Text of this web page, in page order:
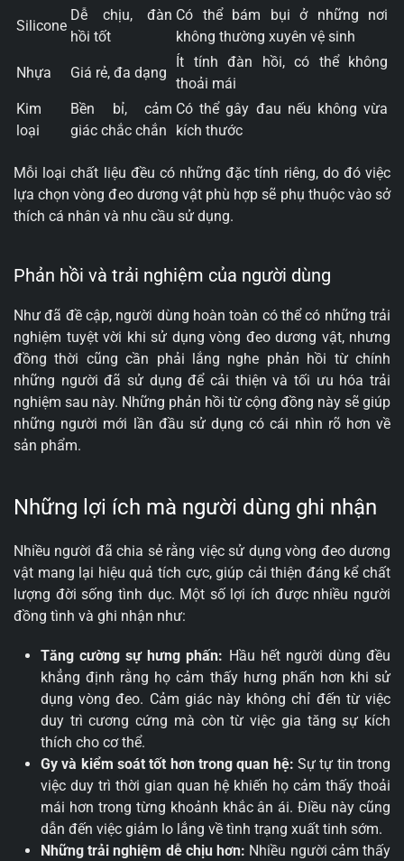
Silicone
Dễ chịu, đàn
hồi tốt
Có thể bám bụi ở những nơi
không thường xuyên vệ sinh
Nhựa Giá rẻ, đa dạng
Ít tính đàn hồi, có thể không
thoải mái
Kim
loại
Bền bỉ, cảm
giác chắc chắn
Có thể gây đau nếu không vừa
kích thước
Mỗi loại chất liệu đều có những đặc tính riêng, do đó việc
lựa chọn vòng đeo dương vật phù hợp sẽ phụ thuộc vào sở
thích cá nhân và nhu cầu sử dụng.
Phản hồi và trải nghiệm của người dùng
Như đã đề cập, người dùng hoàn toàn có thể có những trải
nghiệm tuyệt vời khi sử dụng vòng đeo dương vật, nhưng
đồng thời cũng cần phải lắng nghe phản hồi từ chính
những người đã sử dụng để cải thiện và tối ưu hóa trải
nghiệm sau này. Những phản hồi từ cộng đồng này sẽ giúp
những người mới lần đầu sử dụng có cái nhìn rõ hơn về
sản phẩm.
Những lợi ích mà người dùng ghi nhận
Nhiều người đã chia sẻ rằng việc sử dụng vòng đeo dương
vật mang lại hiệu quả tích cực, giúp cải thiện đáng kể chất
lượng đời sống tình dục. Một số lợi ích được nhiều người
đồng tình và ghi nhận như:
Tăng cường sự hưng phấn: Hầu hết người dùng đều
khẳng định rằng họ cảm thấy hưng phấn hơn khi sử
dụng vòng đeo. Cảm giác này không chỉ đến từ việc
duy trì cương cứng mà còn từ việc gia tăng sự kích
thích cho cơ thể.
Gy và kiểm soát tốt hơn trong quan hệ: Sự tự tin trong
việc duy trì thời gian quan hệ khiến họ cảm thấy thoải
mái hơn trong từng khoảnh khắc ân ái. Điều này cũng
dẫn đến việc giảm lo lắng về tình trạng xuất tinh sớm.
Những trải nghiệm dễ chịu hơn: Nhiều người cảm thấy